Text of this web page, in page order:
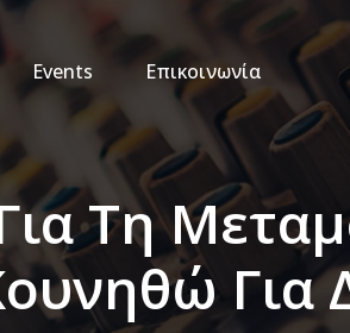
Events Επικοινωνία
Τη
Για